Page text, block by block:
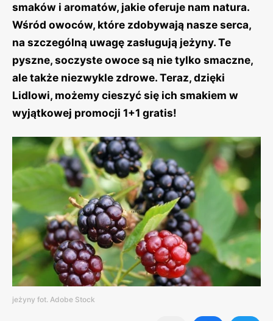
smaków i aromatów, jakie oferuje nam natura.
Wśród owoców, które zdobywają nasze serca,
na szczególną uwagę zasługują jeżyny. Te
pyszne, soczyste owoce są nie tylko smaczne,
ale także niezwykle zdrowe. Teraz, dzięki
Lidlowi, możemy cieszyć się ich smakiem w
wyjątkowej promocji 1+1 gratis!
jeżyny fot. Adobe Stock